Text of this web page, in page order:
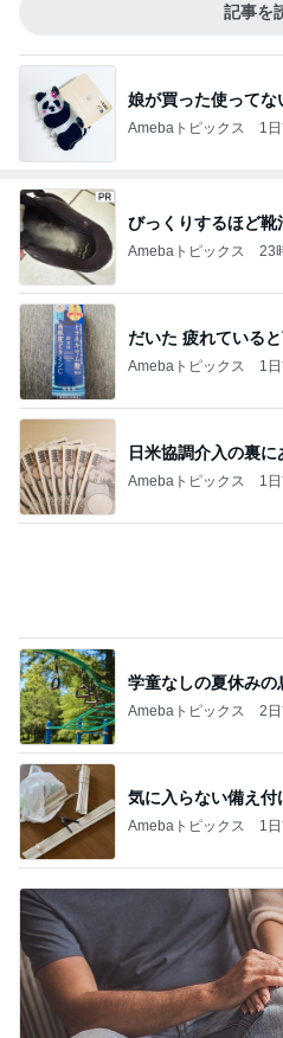
記事を
娘が買った使ってな
Amebaトピックス 1
びっくりするほど
Amebaトピックス 23
だいた 疲れている
Amebaトピックス 1
日米協調介入の裏に
Amebaトピックス 1
気に入らない備え付
Amebaトピックス 1